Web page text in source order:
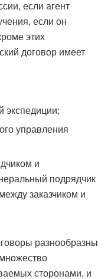
если агент
если он
этих
договор имеет
экспедиции;
управления
и
подрядчик
заказчиком и
разнообразны
сторонами, и